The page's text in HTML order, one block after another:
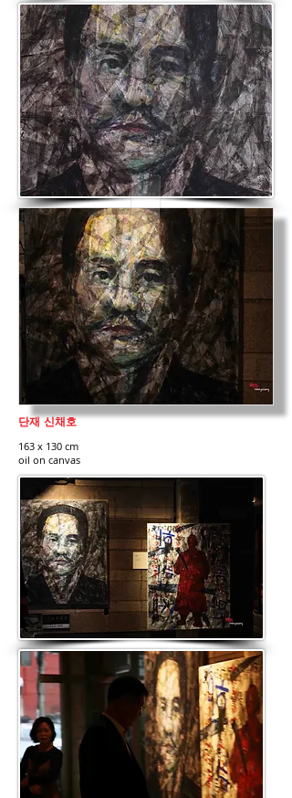
단재 신채호
163 x 130 cm
​oil on canvas